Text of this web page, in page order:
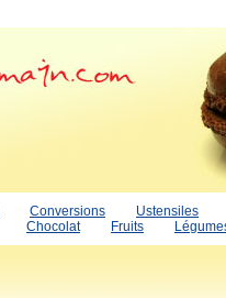
Conversions
Ustensiles
Chocolat Fruits